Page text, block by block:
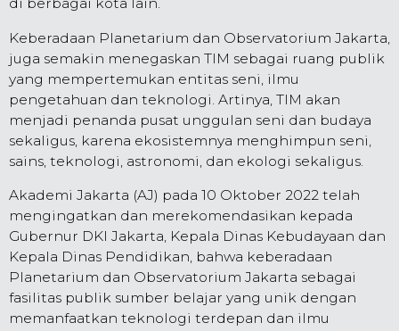
Keberadaan Planetarium dan Observatorium Jakarta,
juga semakin menegaskan TIM sebagai ruang publik
yang mempertemukan entitas seni, ilmu
pengetahuan dan teknologi. Artinya, TIM akan
menjadi penanda pusat unggulan seni dan budaya
sekaligus, karena ekosistemnya menghimpun seni,
sains, teknologi, astronomi, dan ekologi sekaligus.
Akademi Jakarta (AJ) pada 10 Oktober 2022 telah
mengingatkan dan merekomendasikan kepada
Gubernur DKI Jakarta, Kepala Dinas Kebudayaan dan
Kepala Dinas Pendidikan, bahwa keberadaan
Planetarium dan Observatorium Jakarta sebagai
fasilitas publik sumber belajar yang unik dengan
memanfaatkan teknologi terdepan dan ilmu